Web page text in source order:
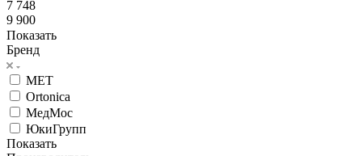
7 748
9 900
Показать
Бренд
MET
Ortonica
МедМос
ЮкиГрупп
Показать